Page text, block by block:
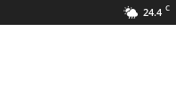
24.4 C